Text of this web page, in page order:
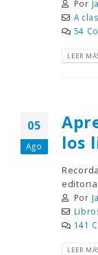
Por
A
54
LEER
05
Ago
los
Por
141
LEER